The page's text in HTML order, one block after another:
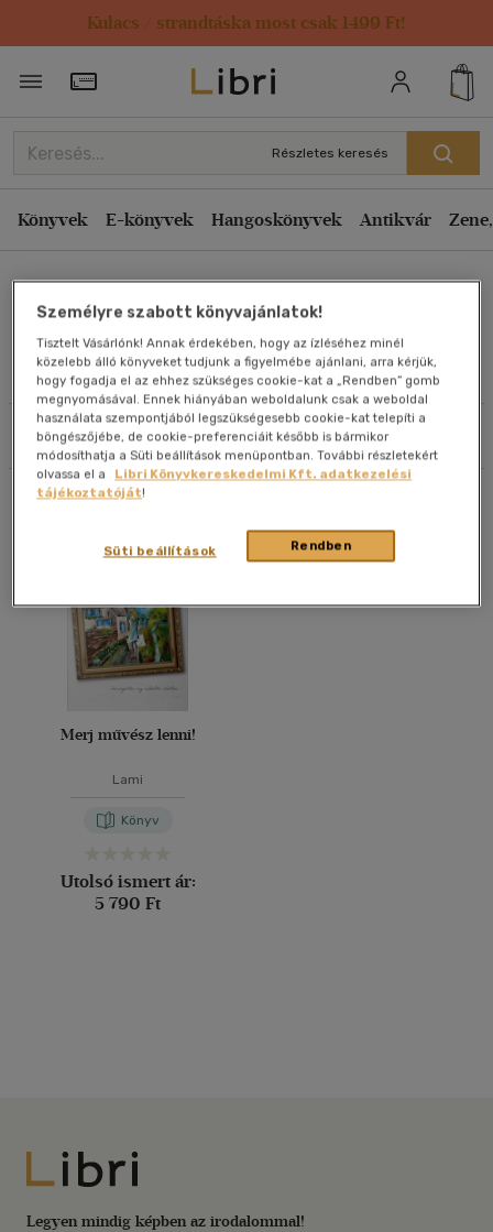
Kulacs / strandtáska most csak 1499 Ft!
Törzsvásárlói Kártya adatai
Részletes keresés
Könyvek E-könyvek Hangoskönyvek Antikvár
Művei
Szűrés Rendezés
Rendezés
Kiadás éve szerint csökkenő
Ár szerint csökkenő
Eladott darabszám szerint csökkenő
Eladott darabszám szerint növekvő
Cím szerint A-Z
Szerző szerint A-Z
Megjelenítés
20 db / oldal
Alkalmaz
Merj művész lenni!
Lami
Könyv
Utolsó ismert ár:
5 790 Ft
Libri
Legyen mindig képben az irodalommal!
Személyre szabott könyvajánlatok!
Tisztelt Vásárlónk! Annak érdekében, hogy az ízléséhez minél
közelebb álló könyveket tudjunk a figyelmébe ajánlani, arra kérjük,
hogy fogadja el az ehhez szükséges cookie-kat a „Rendben” gomb
megnyomásával. Ennek hiányában weboldalunk csak a weboldal
használata szempontjából legszükségesebb cookie-kat telepíti a
böngészőjébe, de cookie-preferenciáit később is bármikor
módosíthatja a Süti beállítások menüpontban. További részletekért
olvassa el a
Libri Könyvkereskedelmi Kft. adatkezelési
tájékoztatóját!
Rendben
Süti beállítások